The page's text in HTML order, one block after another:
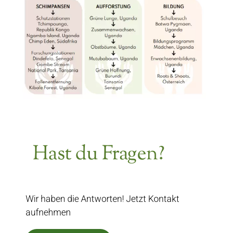
Hast du Fragen?
Wir haben die Antworten! Jetzt Kontakt
aufnehmen